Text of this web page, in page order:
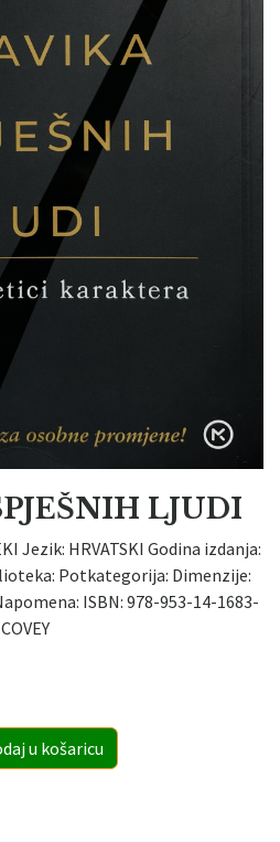
LJUDI
Jezik: HRVATSKI Godina izdanja:
Potkategorija: Dimenzije:
ISBN: 978-953-14-1683-
u košaricu